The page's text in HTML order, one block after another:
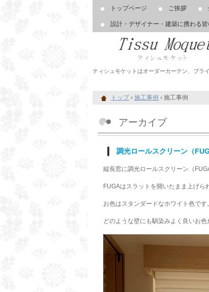
ティシュモケットはオーダーカーテン、ブラ
トップページ ご挨拶
設計・デザイナー・建築に携わる
トップ › 施工事例 › 施工事例
アーカイブ
調光ロールスクリーン（
縦長窓に調光ロールスクリーン（
FUGAはスラットを開いたまま上げら
お色はスタンダードなホワイト色です
どのような壁にも馴染みよく良いお色